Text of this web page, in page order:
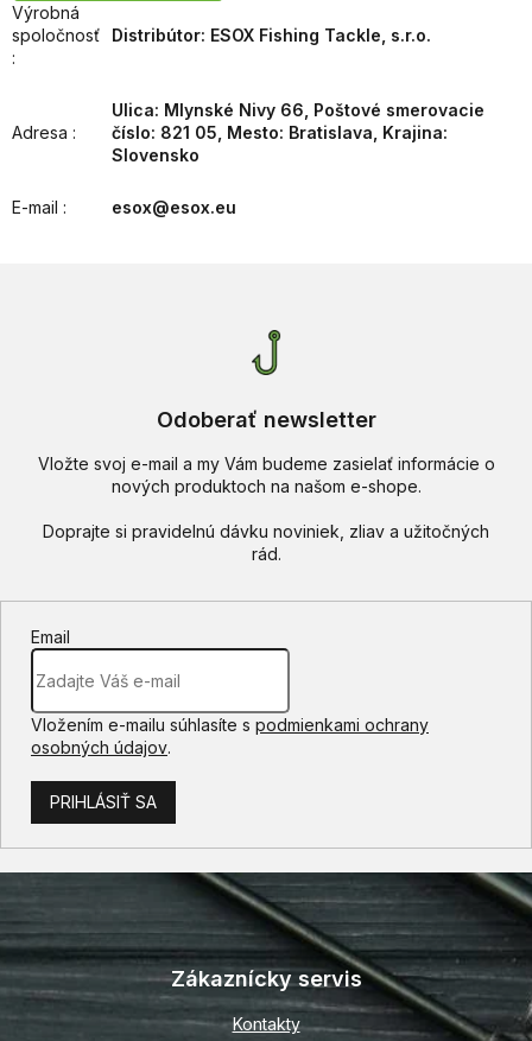
Výrobná
spoločnosť
:
Distribútor: ESOX Fishing Tackle, s.r.o.
Adresa :
Ulica: Mlynské Nivy 66, Poštové smerovacie
číslo: 821 05, Mesto: Bratislava, Krajina:
Slovensko
E-mail : esox@esox.eu
Odoberať newsletter
Vložte svoj e-mail a my Vám budeme zasielať informácie o
nových produktoch na našom e-shope.
Email
Vložením e-mailu súhlasíte s podmienkami ochrany
osobných údajov.
PRIHLÁSIŤ SA
Z
á
p
ä
Zákaznícky servis
Kontakty